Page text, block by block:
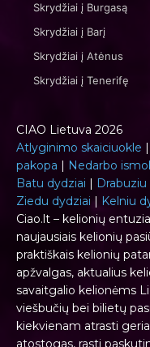
Skrydžiai į Burgasą
Skrydžiai į Barį
Skrydžiai į Atėnus
Skrydžiai į Tenerifę
CIAO Lietuva 2026
Atlyginimo skaiciuokle |
pakopa | Nedarbo
Batu dydziai | Drabuziu
Ziedu dydziai | Kelniu
Ciao.lt – kelionių
naujausiais kelionių
praktiškais kelionių
apžvalgas, aktualius
savaitgalio kelionėms
viešbučių bei bilietų
kiekvienam atrasti
atostogas, rasti